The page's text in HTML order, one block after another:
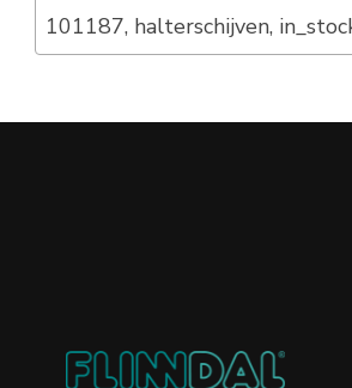
101187, halterschijven, in_stock, olympisch, olympische